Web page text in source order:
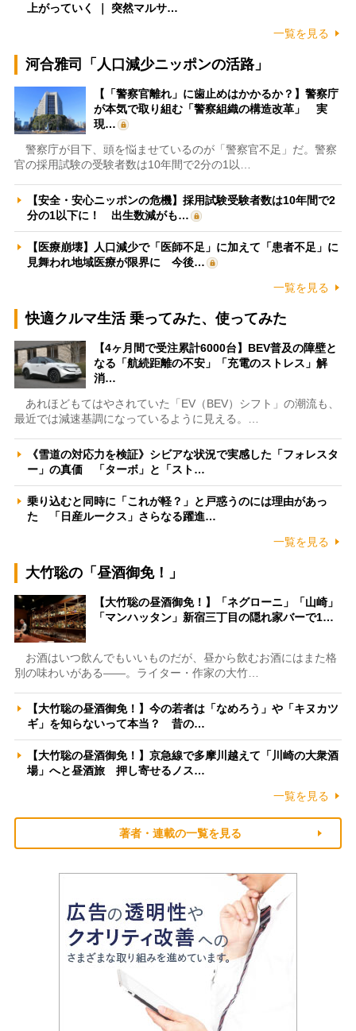
上がっていく ｜ 突然マルサ…
一覧を見る
河合雅司「人口減少ニッポンの活路」
【「警察官離れ」に歯止めはかかるか？】警察庁
が本気で取り組む「警察組織の構造改革」 実
現…
警察庁が目下、頭を悩ませているのが「警察官不足」だ。警察
官の採用試験の受験者数は10年間で2分の1以…
【安全・安心ニッポンの危機】採用試験受験者数は10年間で2
分の1以下に！ 出生数減がも…
【医療崩壊】人口減少で「医師不足」に加えて「患者不足」に
見舞われ地域医療が限界に 今後…
一覧を見る
快適クルマ生活 乗ってみた、使ってみた
【4ヶ月間で受注累計6000台】BEV普及の障壁と
なる「航続距離の不安」「充電のストレス」解
消…
あれほどもてはやされていた「EV（BEV）シフト」の潮流も、
最近では減速基調になっているように見える。…
《雪道の対応力を検証》シビアな状況で実感した「フォレスタ
ー」の真価 「ターボ」と「スト…
乗り込むと同時に「これが軽？」と戸惑うのには理由があっ
た 「日産ルークス」さらなる躍進…
一覧を見る
大竹聡の「昼酒御免！」
【大竹聡の昼酒御免！】「ネグローニ」「山崎」
「マンハッタン」新宿三丁目の隠れ家バーで1…
お酒はいつ飲んでもいいものだが、昼から飲むお酒にはまた格
別の味わいがある――。ライター・作家の大竹…
【大竹聡の昼酒御免！】今の若者は「なめろう」や「キヌカツ
ギ」を知らないって本当？ 昔の…
【大竹聡の昼酒御免！】京急線で多摩川越えて「川崎の大衆酒
場」へと昼酒旅 押し寄せるノス…
一覧を見る
著者・連載の一覧を見る